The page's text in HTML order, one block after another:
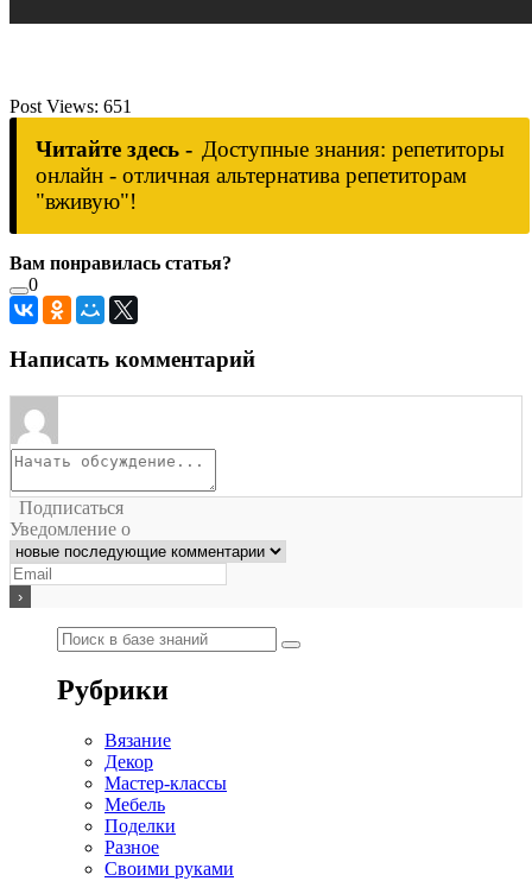
Post Views: 651
Читайте здесь - Доступные знания: репетиторы
онлайн - отличная альтернатива репетиторам
"вживую"!
Вам понравилась статья?
0
Написать комментарий
Подписаться
Уведомление о
Рубрики
Вязание
Декор
Мастер-классы
Мебель
Поделки
Разное
Своими руками